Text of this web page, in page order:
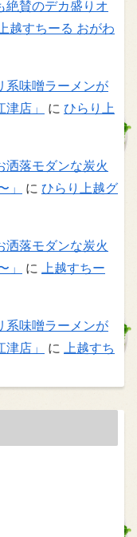
絶賛のデカ盛りオ
上越すちーる おがわ
系味噌ラーメンが
店」
に ひらり上
洒落モダンな炭火
」
に ひらり上越グ
洒落モダンな炭火
」
に
上越すちー
系味噌ラーメンが
店」
に
上越すち